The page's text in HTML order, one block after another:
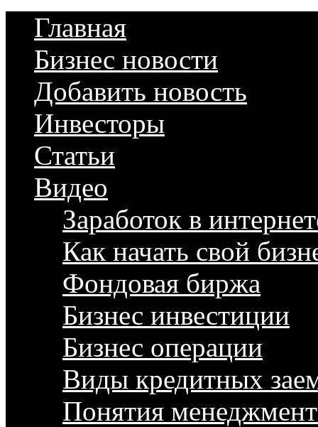
Главная
Бизнес новости
Добавить новость
Инвесторы
Статьи
Видео
Заработок в
Как начать свой
Фондовая биржа
Бизнес инвестиции
Бизнес операции
Виды кредитных
Понятия